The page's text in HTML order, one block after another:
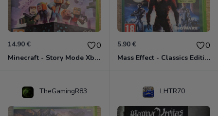
14.90 € 0
Minecraft - Story Mode Xbox 360
5.90 € 0
Mass Effect - Classics Edition Xbox 360
TheGamingR83 LHTR70